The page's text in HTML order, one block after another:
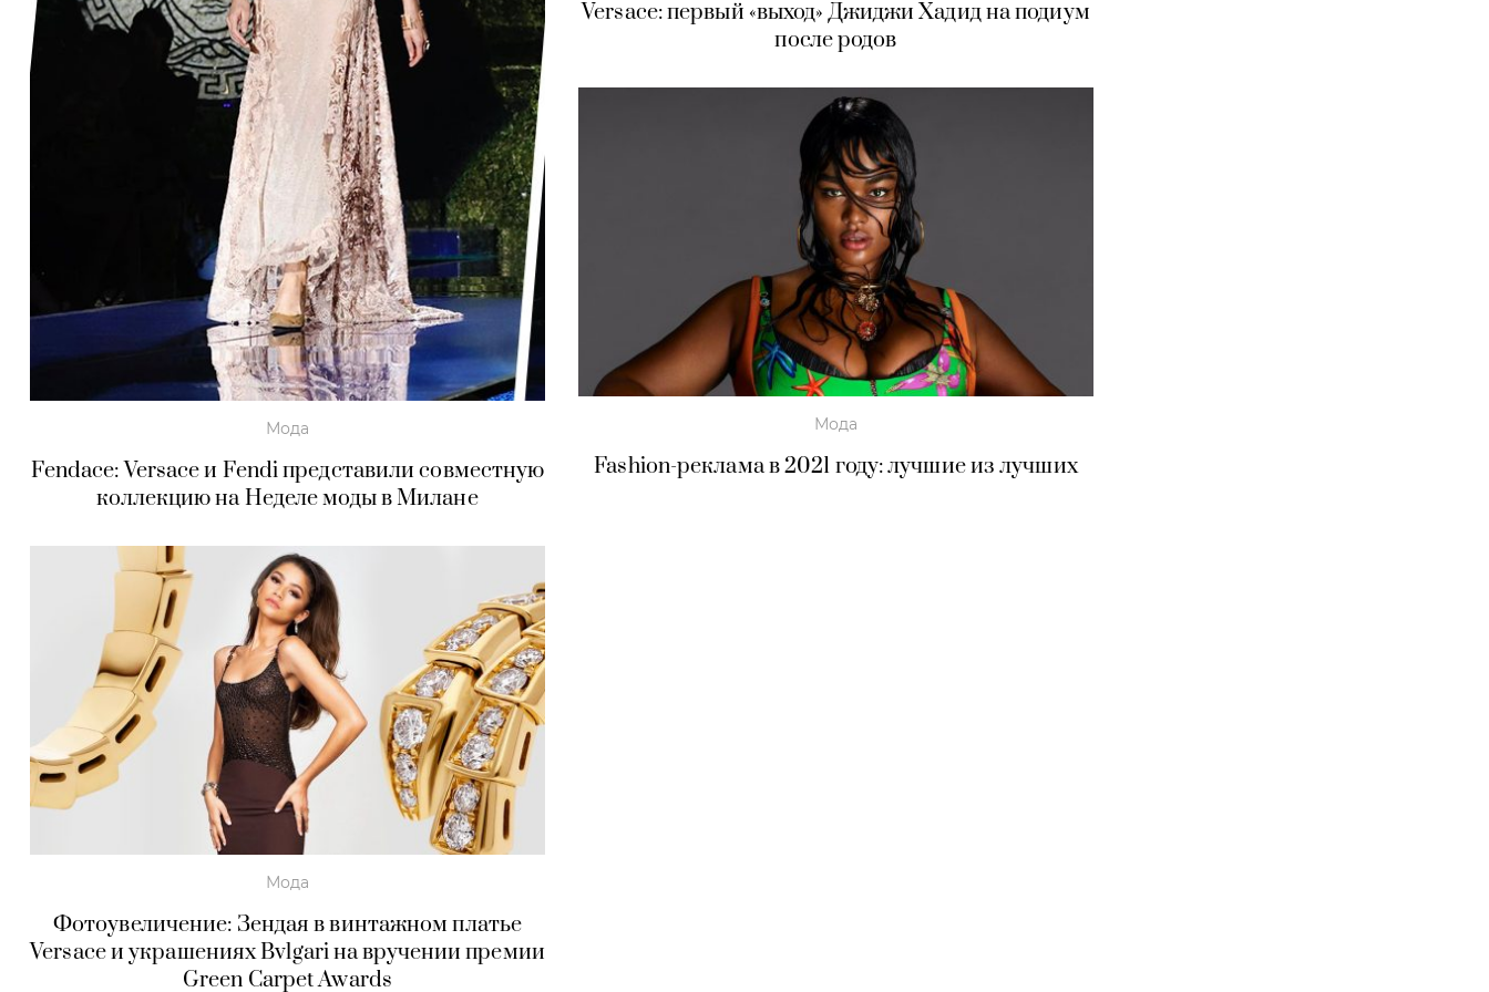
Мода
Fendace: Versace и Fendi представили совместную
коллекцию на Неделе моды в Милане
Versace: первый «выход» Джиджи Хадид на подиум
после родов
Мода
Fashion-реклама в 2021 году: лучшие из лучших
Мода
Фотоувеличение: Зендая в винтажном платье
Versace и украшениях Bvlgari на вручении премии
Green Carpet Awards